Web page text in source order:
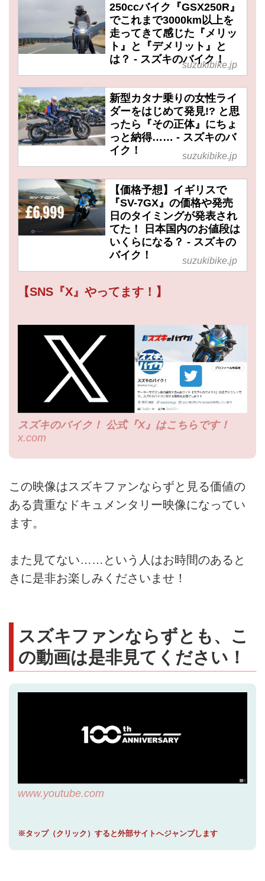
250ccバイク『GSX250R』
でこれまで3000km以上を
走ってきて感じた『メリッ
ト』と『デメリット』と
は？ - スズキのバイク！
suzukibike.jp
新型カタナ乗りの女性ライ
ダーをはじめて発見!? と思
ったら『その正体』にちょ
っと納得…… - スズキのバ
イク！
suzukibike.jp
【価格予想】イギリスで
『SV-7GX』の価格や発売
日のタイミングが発表され
てた！ 日本国内のお値段は
いくらになる？ - スズキの
バイク！
suzukibike.jp
【SNS『X』やってます！】
スズキのバイク！ 公式『X』はこちらです！
x.com
この映像はスズキファンならずと見る価値の
ある貴重なドキュメンタリー映像になってい
ます。
また見てない……という人はお時間のあると
きに是非お楽しみくださいませ！
スズキファンならずとも、こ
の動画は是非見てください！
www.youtube.com
※タップ（クリック）すると外部サイトへジャンプします